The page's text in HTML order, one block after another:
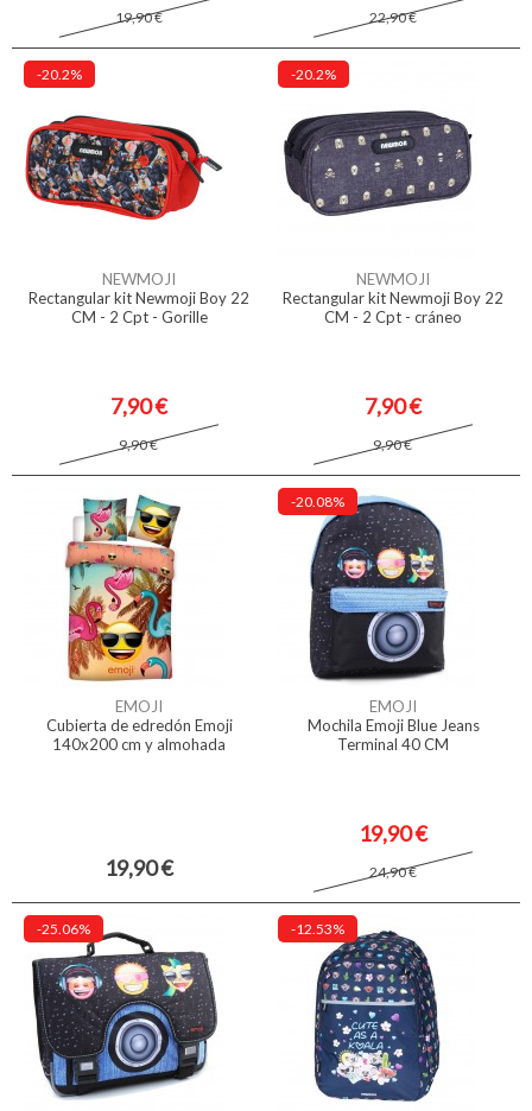
19,90 € 22,90 €
-20.2%
NEWMOJI
Rectangular kit Newmoji Boy 22
CM - 2 Cpt - Gorille
7,90 €
9,90 €
-20.2%
NEWMOJI
Rectangular kit Newmoji Boy 22
CM - 2 Cpt - cráneo
7,90 €
9,90 €
EMOJI
Cubierta de edredón Emoji
140x200 cm y almohada
19,90 €
-20.08%
EMOJI
Mochila Emoji Blue Jeans
Terminal 40 CM
19,90 €
24,90 €
-25.06% -12.53%